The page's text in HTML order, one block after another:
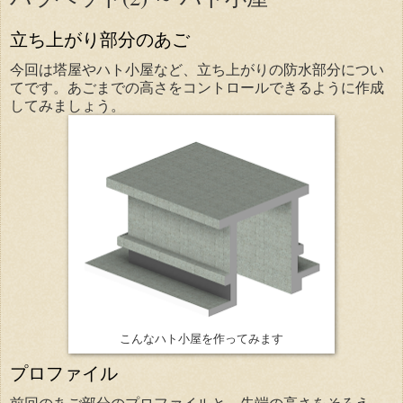
立ち上がり部分のあご
今回は塔屋やハト小屋など、立ち上がりの防水部分につい
てです。あごまでの高さをコントロールできるように作成
してみましょう。
こんなハト小屋を作ってみます
プロファイル